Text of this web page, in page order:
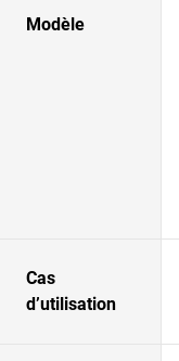
Modèle
Cas
d’utilisation